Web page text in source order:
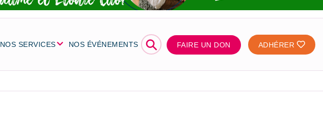
NOS SERVICES NOS ÉVÉNEMENTS ⚲ FAIRE UN DON ADHÉRER